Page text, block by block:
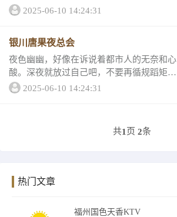
会，让我们跟随着音乐舞动吧！还有详情和
致中包最...
2025-06-10 14:24:31
银川唐果夜总会
夜色幽幽，好像在诉说着都市人的无奈和心
酸。深夜就放过自己吧，不要再循规蹈矩，
不要畏手畏脚，来银川唐果夜总会给自己一
2025-06-10 14:24:31
共1 页 2条
热门文章
福州国色天香KTV